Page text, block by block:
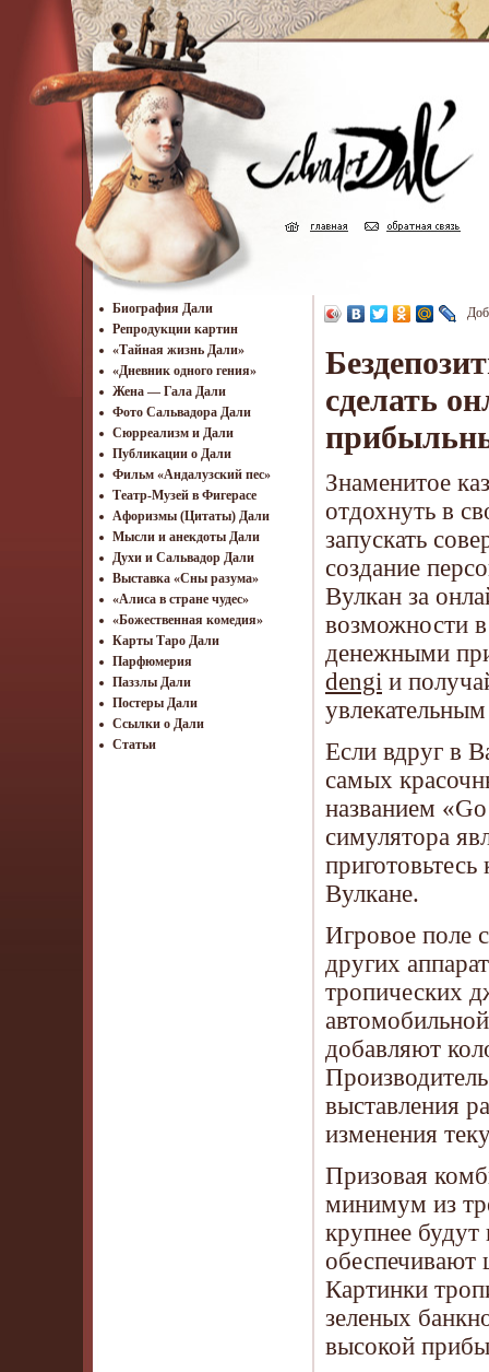
Биография Дали
Репродукции картин
«Тайная жизнь Дали»
«Дневник одного гения»
Жена — Гала Дали
Фото Сальвадора Дали
Cюрреализм и Дали
Публикации о Дали
Фильм «Андалузский пес»
Театр-Музей в Фигерасе
Афоризмы (Цитаты) Дали
Мысли и анекдоты Дали
Духи и Сальвадор Дали
Выставка «Сны разума»
«Алиса в стране чудес»
«Божественная комедия»
Карты Таро Дали
Парфюмерия
Паззлы Дали
Постеры Дали
Ссылки о Дали
Статьи
сделать
Знаменитое
отдохнуть в
запускать
создание
Вулкан за
возможности
денежными
dengi и
Если вдруг в
самых
названием
симулятора
Вулкане.
Игровое поле
других
тропических
добавляют
выставления
изменения
Призовая
минимум из
крупнее
обеспечивают
Картинки
зеленых
высокой